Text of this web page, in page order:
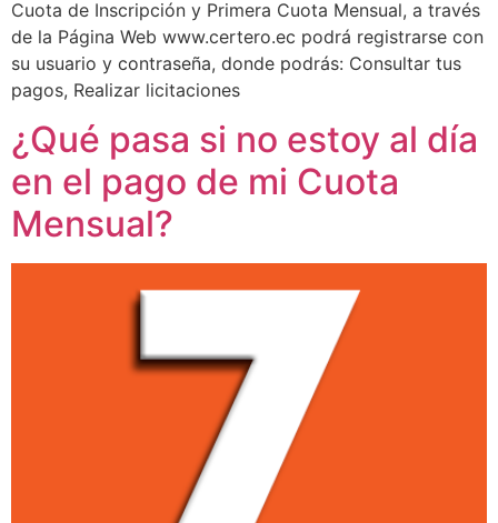
Cuota de Inscripción y Primera Cuota Mensual, a través
de la Página Web www.certero.ec podrá registrarse con
su usuario y contraseña, donde podrás: Consultar tus
pagos, Realizar licitaciones
¿Qué pasa si no estoy al día
en el pago de mi Cuota
Mensual?